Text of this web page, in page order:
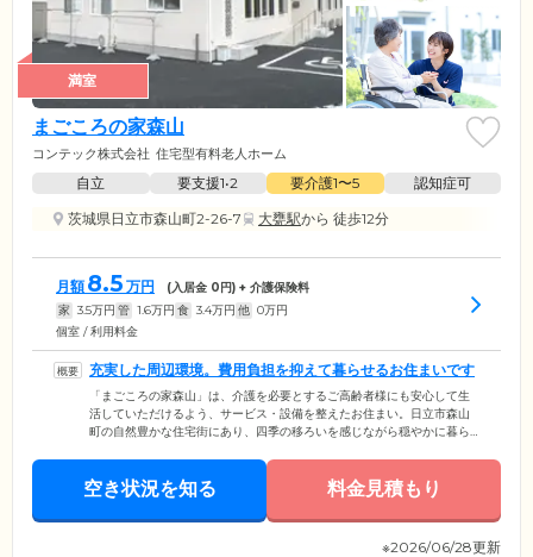
満室
まごころの家森山
コンテック株式会社 住宅型有料老人ホーム
自立 要支援1•2 要介護1〜5
認知症可
茨城県日立市森山町2-26-7
大甕駅から 徒歩12分
月額 8.5 万円 (入居金 0円) + 介護保険料
家 3.5万円 管 1.6万円 食 3.4万円 他 0万円
個室 / 利用料金
充実した周辺環境。費用負担を抑えて暮らせるお住まいです
「まごころの家森山」は、介護を必要とするご高齢者様にも安心して生
活していただけるよう、サービス・設備を整えたお住まい。日立市森山
町の自然豊かな住宅街にあり、四季の移ろいを感じながら穏やかに暮ら
で、生活に不便さを感じることはありません。また、JR「大甕」駅から
徒歩15分とアクセスも良好。遠方に暮らすご家族様やご友人様も、お気
軽にご入居者様のお顔を見に来ていただけます。そんな当ホームでは、
費用負担を少しでも軽減できるよう、高額な入居金を一切不要としまし
空き状況を知る 料金見積もり
※2026/06/28更新